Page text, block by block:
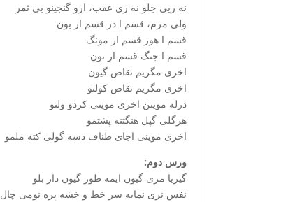
نه ریی جلو نه ری عقب، ارو گنجینو بی ثمر
ولی مرم، قسم ا در قسم ار بون
قسم ا هور قسم ار مونگ
قسم ا جنگ قسم ار نون
اخری مگریم تقاص گیون
اخری مگریم تقاص کولتو
درله موینن اخری موینی کردو ولتو
هرگلی گپل هنگتنه پشتمو
اخری موینی اجای طناف دسه گولی کته ملمو
ورس دوم:
گیریا مری گیون ایمه طور گیون دار بلو
نفس نری نمایه سر خط و خشه پره نومی چال